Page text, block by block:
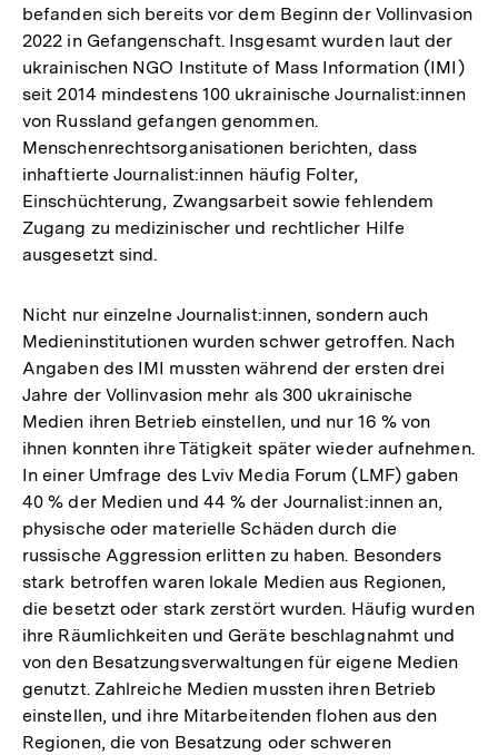
befanden sich bereits vor dem Beginn der Vollinvasion
2022 in Gefangenschaft. Insgesamt wurden laut der
ukrainischen NGO Institute of Mass Information (IMI)
seit 2014 mindestens 100 ukrainische Journalist:innen
von Russland gefangen genommen.
Menschenrechtsorganisationen berichten, dass
inhaftierte Journalist:innen häufig Folter,
Einschüchterung, Zwangsarbeit sowie fehlendem
Zugang zu medizinischer und rechtlicher Hilfe
ausgesetzt sind.
Nicht nur einzelne Journalist:innen, sondern auch
Medieninstitutionen wurden schwer getroffen. Nach
Angaben des IMI mussten während der ersten drei
Jahre der Vollinvasion mehr als 300 ukrainische
Medien ihren Betrieb einstellen, und nur 16 % von
ihnen konnten ihre Tätigkeit später wieder aufnehmen.
In einer Umfrage des Lviv Media Forum (LMF) gaben
40 % der Medien und 44 % der Journalist:innen an,
physische oder materielle Schäden durch die
russische Aggression erlitten zu haben. Besonders
stark betroffen waren lokale Medien aus Regionen,
die besetzt oder stark zerstört wurden. Häufig wurden
ihre Räumlichkeiten und Geräte beschlagnahmt und
von den Besatzungsverwaltungen für eigene Medien
genutzt. Zahlreiche Medien mussten ihren Betrieb
einstellen, und ihre Mitarbeitenden flohen aus den
Regionen, die von Besatzung oder schweren